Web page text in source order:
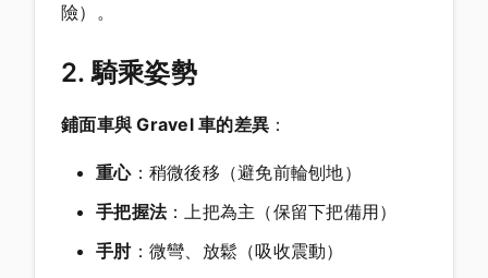
險）。
2. 騎乘姿勢
鋪面車與 Gravel 車的差異 ：
重心：稍微後移（避免前輪刨地）
手把握法：上把為主（保留下把備用）
手肘：微彎、放鬆（吸收震動）